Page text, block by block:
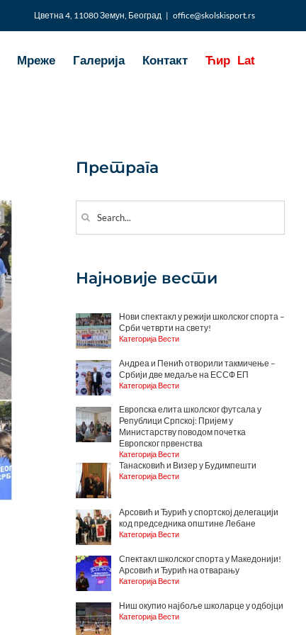
Цветна 4, 11080 Земун, Београд | office@skolskisport.rs
Мреже Галерија Контакт Ћир Lat
Претрага
for:
Најновије вести
Нови спектакл у режији школског спорта –
Срби четврти на свету!
Категорија Вести
Андреа и Пенић отворили такмичење –
Србији две медаље на ЕССФ ЕП
Категорија Вести
Европска елита школског футсала у
Републици Српској: Пријем у
Министарству поводом почетка
Европског првенства
Категорија Вести
Танасковић и Визер у Будимпешти
Категорија Вести
Арсовић и Ђурић у спортској делегацији
код председника општине Лебане
Категорија Вести
Спектакл школског спорта у Македонији!
Арсовић и Ђурић на отварању
Категорија Вести
Ниш окупио најбоље школарце у одбојци
Категорија Вести